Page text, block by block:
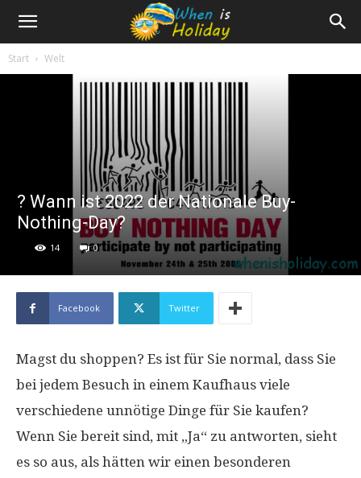
Start Welt
? Wann ist 2022 der Nationale Buy-
Nothing-Day?
14 0
Facebook Twitter
Magst du shoppen? Es ist für Sie normal, dass Sie
bei jedem Besuch in einem Kaufhaus viele
verschiedene unnötige Dinge für Sie kaufen?
Wenn Sie bereit sind, mit „Ja“ zu antworten, sieht
es so aus, als hätten wir einen besonderen